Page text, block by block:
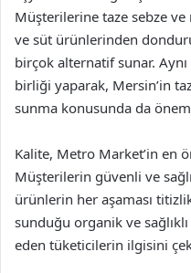
Müşterilerine taze sebze
ve süt ürünlerinden
birçok alternatif sunar.
birliği yaparak, Mersin’in
sunma konusunda da
Kalite, Metro Market’in en
Müşterilerin güvenli ve
ürünlerin her aşaması
sunduğu organik ve
eden tüketicilerin ilgisini